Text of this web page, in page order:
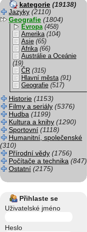
kategorie (19138)
Jazyky (2110)
Geografie (1804)
Evropa (458)
Amerika (104)
Asie (65)
Afrika (66)
Austrálie a Oceánie
(19)
ČR (315)
Hlavní města (91)
Geografie (517)
Historie (1153)
Filmy a seriály (5376)
Hudba (1199)
Kultura a knihy (1290)
Sportovní (1118)
Humanitní, společenské
(310)
Přírodní vědy (1756)
Počítače a technika (847)
Ostatní (2175)
Přihlaste se
Uživatelské jméno
Heslo